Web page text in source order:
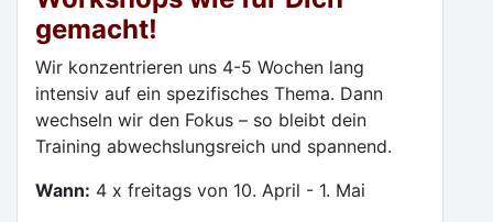
gemacht!
Wir konzentrieren uns 4-5 Wochen lang
intensiv auf ein spezifisches Thema. Dann
wechseln wir den Fokus – so bleibt dein
Training abwechslungsreich und spannend.
Wann: 4 x freitags von 10. April - 1. Mai